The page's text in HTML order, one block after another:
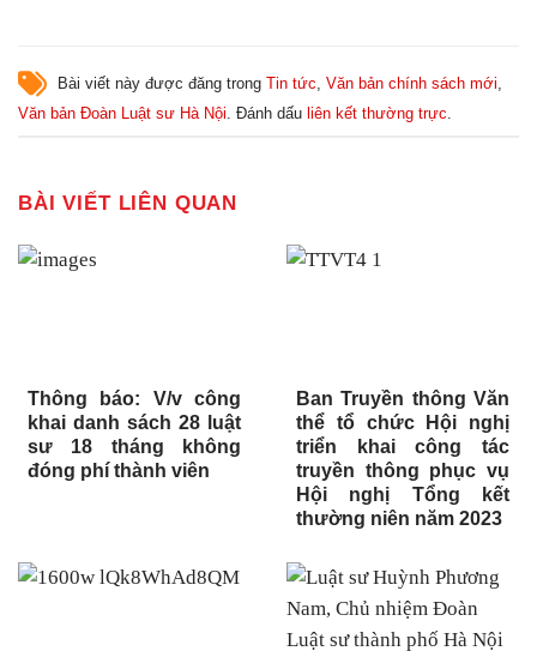
Bài viết này được đăng trong Tin tức, Văn bản chính sách mới,
Văn bản Đoàn Luật sư Hà Nội. Đánh dấu liên kết thường trực.
BÀI VIẾT LIÊN QUAN
Thông báo: V/v công
khai danh sách 28 luật
sư 18 tháng không
đóng phí thành viên
Ban Truyền thông Văn
thể tổ chức Hội nghị
triển khai công tác
truyền thông phục vụ
Hội nghị Tổng kết
thường niên năm 2023